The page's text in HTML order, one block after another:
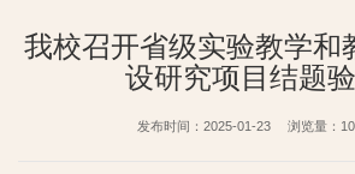
我校召开省级实验教学和
设研究项目结题
发布时间：2025-01-23 浏览量：